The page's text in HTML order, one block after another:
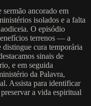
ancorado em
isolados e a falta
O episódio
terrenos — a
cura temporária
sinais de
e em seguida
da Palavra,
Assista para identificar
a vida espiritual